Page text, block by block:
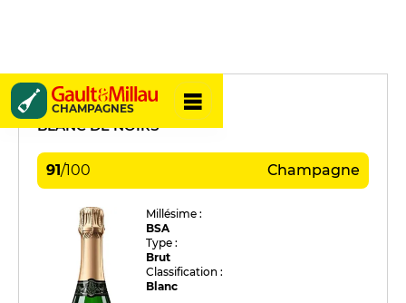
CHAMPAGNES
Beerens
BLANC DE NOIRS
91/100 Champagne
Millésime :
BSA
Type :
Brut
Classification :
Blanc